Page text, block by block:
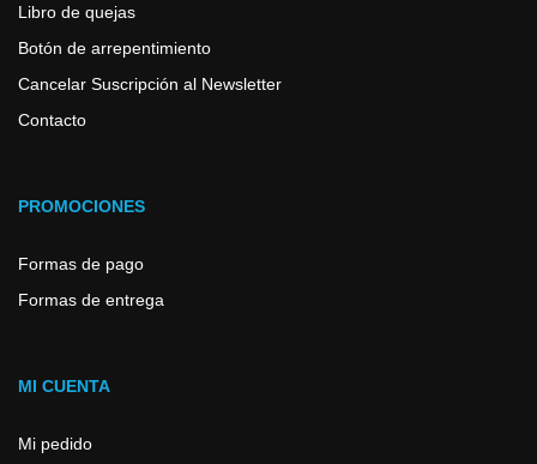
Libro de quejas
Botón de arrepentimiento
Cancelar Suscripción al Newsletter
Contacto
PROMOCIONES
Formas de pago
Formas de entrega
MI CUENTA
Mi pedido